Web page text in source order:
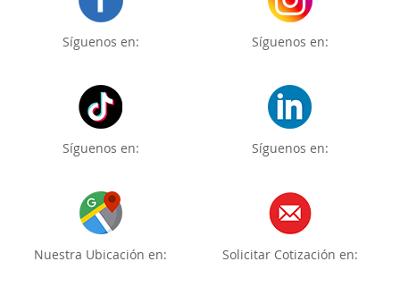
Síguenos en: Síguenos en:
Síguenos en: Síguenos en:
Nuestra Ubicación en: Solicitar Cotización en: